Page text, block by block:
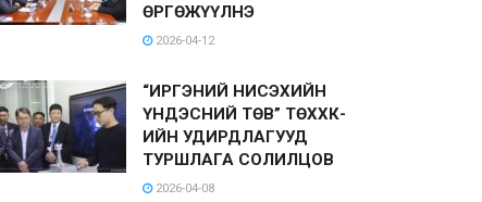
ӨРГӨЖҮҮЛНЭ
2026-04-12
“ИРГЭНИЙ НИСЭХИЙН
ҮНДЭСНИЙ ТӨВ” ТӨХХК-
ИЙН УДИРДЛАГУУД
ТУРШЛАГА СОЛИЛЦОВ
2026-04-08